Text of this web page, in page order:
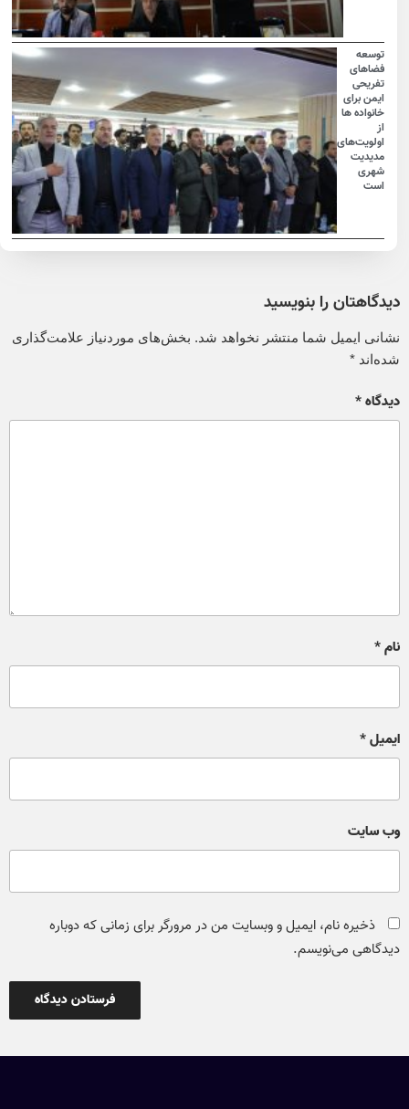
توسعه
فضاهای
تفریحی
ایمن برای
خانواده ها
اولویت‌های
مدیدیت
شهری
است
دیدگاهتان را بنویسید
نشانی ایمیل شما منتشر نخواهد شد. بخش‌های موردنیاز علامت‌گذاری
شده‌اند*
دیدگاه*
نام*
ایمیل*
وب‌ سایت
ذخیره نام، ایمیل و وبسایت من در مرورگر برای زمانی که دوباره
دیدگاهی می‌نویسم.